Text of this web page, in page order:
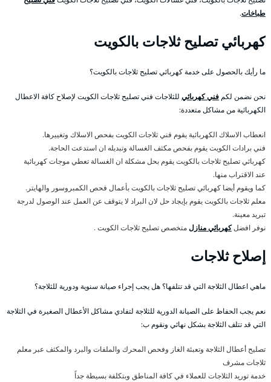
طباخات.
كهربائي تصليح ثلاجات بالكويت
ما رأيك بالحصول على خدمة كهربائي تصليح ثلاجات بالكويت؟
نحن نضمن لكم فني كهربائي للثلاجات فني تصليح ثلاجات الكويت لإصلاح كافة الاعطال
الكهربائية من مشاكل متعددة:
انعطاب الاسلاك الكهربائية يقوم فني ثلاجات الكويت بفحص الاسلاك وتغييرها.
فني برادات الكويت يقوم بفحص مكثف الغسالة وتبديله ان استدعت الحاجة.
كهربائي تصليح ثلاجات بالكويت يقوم بحل مشكلة ان الغسالة تعطي موجات كهربائية
عند الاقتراب منها.
كما ويقوم أيضا كهربائي تصليح ثلاجات بالكويت بأعمال فحص الكمبروسور والهايتر.
معلم ثلاجات بالكويت يقوم بإيجاد حل لان البراد لا يتوقف عن العمل عند الوصول لدرجة
تبريد معينة.
نوفر افضلكهربائي منازلمتخصص تصليح ثلاجات الكويت .
إصلاح ثلاجات
ماهي اعطال الثلاجة التي قد تتلفها؟ هل يجب إجراء صيانة سنوية ودورية للثلاجة؟
نعم يجب الحفاظ على الصيانة الدورية للثلاجة لتفادي مشاكل الأعطال الصغيرة في الثلاجة
التي قد تتلف الثلاجة بشكل نهائي ونقوم ب:
تصليح أعطال الثلاجة وتعبئة الغاز وفحص المحرك والملفات والبرد والمكثف عبر معلم
ثلاجات مشرف
خدمة توريد الثلاجات للعملاء في كافة المناطق وبتكلفة بسيطة جداً